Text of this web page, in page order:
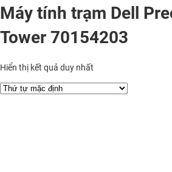
Máy tính trạm Dell
Tower 70154203
Hiển thị kết quả duy nhất